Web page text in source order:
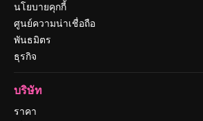
นโยบายคุกกี้
ศูนย์ความน่าเชื่อถือ
พันธมิตร
ธุรกิจ
บริษัท
ราคา